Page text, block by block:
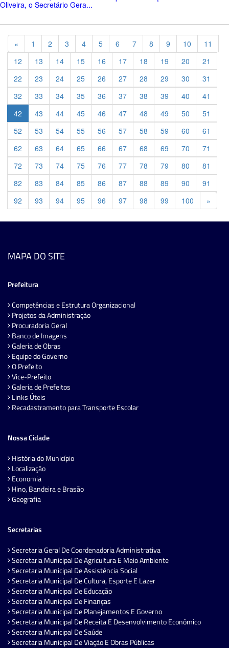
Oliveira, o Secretário Gera...
« Previous
1 2 3 4 5 6 7 8 9 10
11
12
13 14 15 16 17 18 19 20
21
22
23 24 25 26 27 28 29 30
31
32
33 34 35 36 37 38 39 40
41
42
43 44 45 46 47 48 49 50
51
52
53 54 55 56 57 58 59 60
61
62
63 64 65 66 67 68 69 70
71
72
73 74 75 76 77 78 79 80
81
82
83 84 85 86 87 88 89 90
91
92
93 94 95 96 97 98 99 100 »
MAPA DO SITE
Prefeitura
Competências e Estrutura Organizacional
Projetos da Administração
Procuradoria Geral
Banco de Imagens
Galeria de Obras
Equipe do Governo
O Prefeito
Vice-Prefeito
Galeria de Prefeitos
Links Úteis
Recadastramento para Transporte Escolar
Nossa Cidade
História do Município
Localização
Economia
Hino, Bandeira e Brasão
Geografia
Secretarias
Secretaria Geral De Coordenadoria Administrativa
Secretaria Municipal De Agricultura E Meio Ambiente
Secretaria Municipal De Assistência Social
Secretaria Municipal De Cultura, Esporte E Lazer
Secretaria Municipal De Educação
Secretaria Municipal De Finanças
Secretaria Municipal De Planejamentos E Governo
Secretaria Municipal De Receita E Desenvolvimento Econômico
Secretaria Municipal De Saúde
Secretaria Municipal De Viação E Obras Públicas